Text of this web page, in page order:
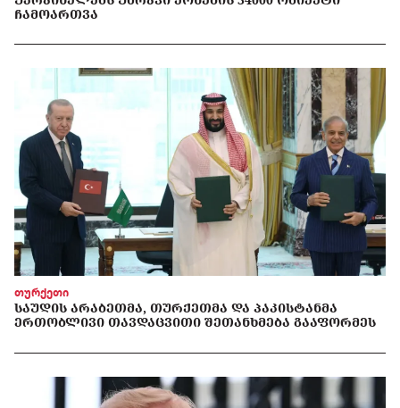
ᲩᲐᲛᲝᲐᲠᲗᲕᲐ
თურქეთი
ᲡᲐᲣᲓᲘᲡ ᲐᲠᲐᲑᲔᲗᲛᲐ, ᲗᲣᲠᲥᲔᲗᲛᲐ ᲓᲐ ᲞᲐᲙᲘᲡᲢᲐᲜᲛᲐ
ᲔᲠᲗᲝᲑᲚᲘᲕᲘ ᲗᲐᲕᲓᲐᲪᲕᲘᲗᲘ ᲨᲔᲗᲐᲜᲮᲛᲔᲑᲐ ᲒᲐᲐᲤᲝᲠᲛᲔᲡ